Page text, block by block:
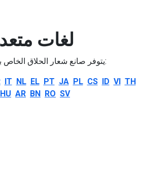
لغات
يتوفر صانع شعار الحلاق الخاص بنا بلغات مختلفة:
IT NL EL PT JA PL CS ID VI TH
HU AR BN RO SV